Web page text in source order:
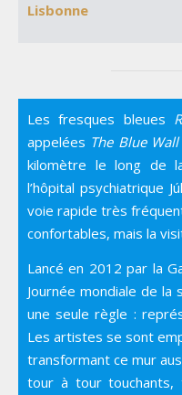
Lisbonne
Les fresques bleues
appelées The Blue Wall
kilomètre le long de
l’hôpital psychiatrique
voie rapide très
confortables, mais la
Lancé en 2012 par la
Journée mondiale de
une seule règle :
Les artistes se sont
transformant ce mur
tour à tour